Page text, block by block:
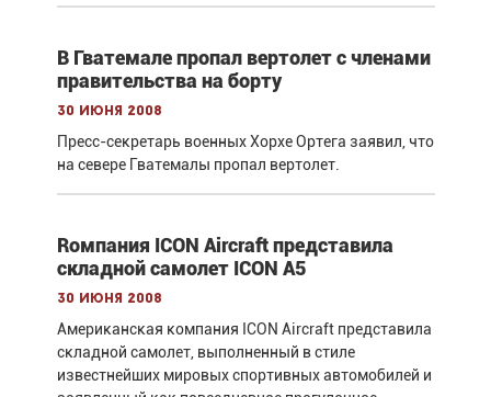
В Гватемале пропал вертолет с членами
правительства на борту
30 июня 2008
Пресс-секретарь военных Хорхе Ортега заявил, что
на севере Гватемалы пропал вертолет.
Rомпания ICON Aircraft представила
складной самолет ICON A5
30 июня 2008
Американская компания ICON Aircraft представила
складной самолет, выполненный в стиле
известнейших мировых спортивных автомобилей и